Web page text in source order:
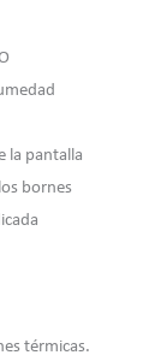
la pantalla
bornes
térmicas.